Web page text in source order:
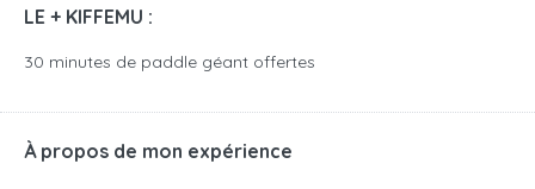
LE + KIFFEMU :
30 minutes de paddle géant offertes
À propos de mon expérience